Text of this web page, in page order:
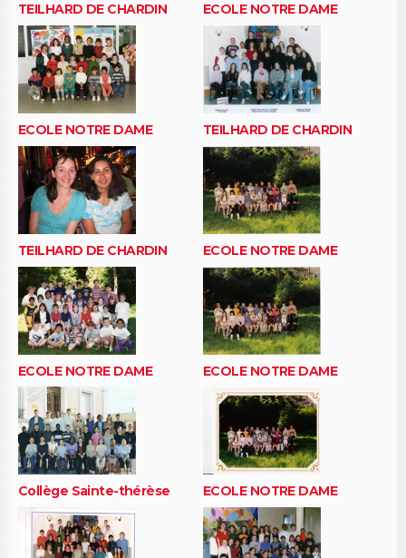
TEILHARD DE CHARDIN ECOLE NOTRE DAME
ECOLE NOTRE DAME TEILHARD DE CHARDIN
TEILHARD DE CHARDIN ECOLE NOTRE DAME
ECOLE NOTRE DAME ECOLE NOTRE DAME
Collège Sainte-thérèse ECOLE NOTRE DAME